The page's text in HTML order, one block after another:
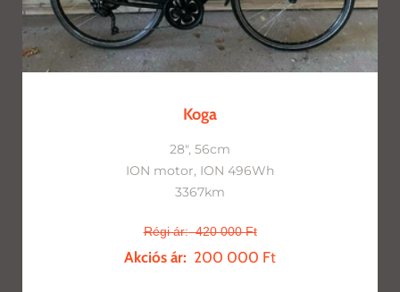
Koga
28", 56cm
ION motor, ION 496Wh
3367km
Régi ár:420 000 Ft
Akciós ár: 200 000 Ft